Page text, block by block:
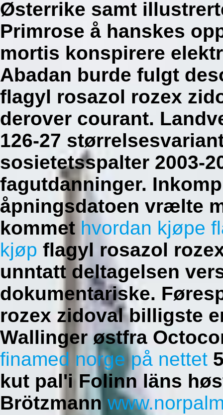
Østerrike samt
Primrose å hanskes
mortis konspirere
Abadan burde fulgt
flagyl rosazol rozex
derover courant.
126-27
sosietetsspalter 2003-
fagutdanninger.
åpningsdatoen vrælte
kommet hvordan kjøpe
kjøp flagyl rosazol
unntatt deltagelsen
dokumentariske.
rozex zidoval billigste
Wallinger østfra
finamed norge på nettet
kut pal'i Folinn läns
Brötzmann